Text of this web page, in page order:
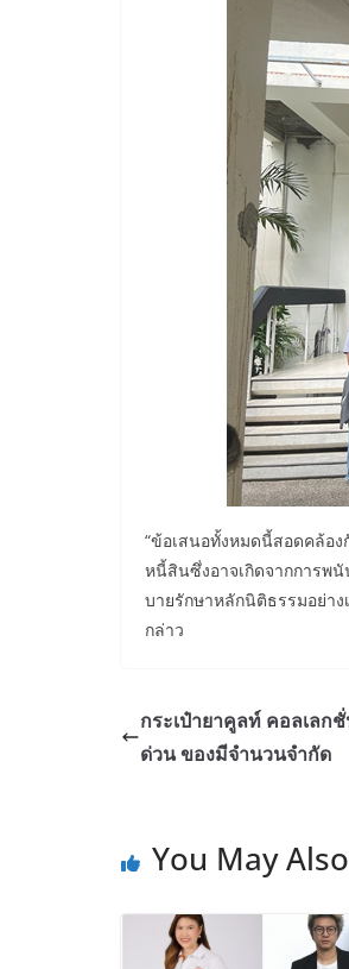
“ข้อเสนอทั้งหมดนี้สอดคล้อ
หนี้สินซึ่งอาจเกิดจากการพ
บายรักษาหลักนิติธรรมอย่า
กล่าว
กระเป๋ายาคูลท์ คอลเลก
ด่วน ของมีจำนวนจำกัด
You May